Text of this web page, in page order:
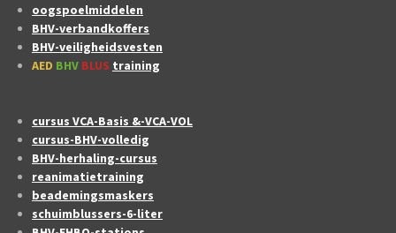
oogspoelmiddelen
BHV-verbandkoffers
BHV-veiligheidsvesten
AED BHV BLUS training
cursus VCA-Basis &-VCA-VOL
cursus-BHV-volledig
BHV-herhaling-cursus
reanimatietraining
beademingsmaskers
schuimblussers-6-liter